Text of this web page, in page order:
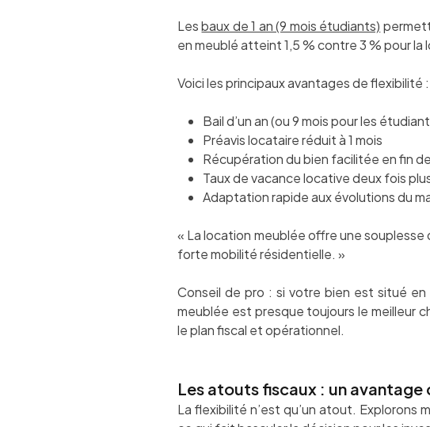
Lesbaux de 1 an (9 mois étudiants)
en meublé atteint 1,5 % contre 3 % pour
Voici les principaux avantages de flexibilité :
Bail d’un an (ou 9 mois pour les
Préavis locataire réduit à 1 mois
Récupération du bien facilitée en fin
Taux de vacance locative deux fois
Adaptation rapide aux évolutions du
« La location meublée offre une
forte mobilité résidentielle. »
Conseil de pro : si votre bien est situé en
meublée est presque toujours le meilleur
le plan fiscal et opérationnel.
Les atouts fiscaux : un
La flexibilité n’est qu’un atout.